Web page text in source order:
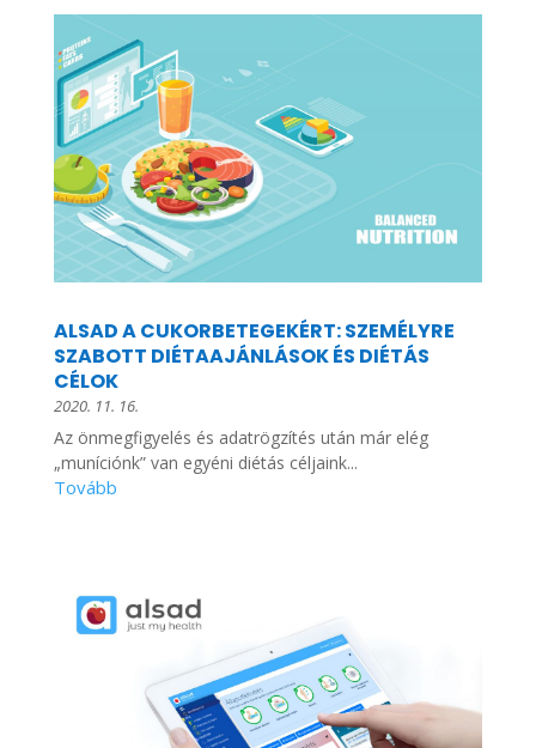
ALSAD A CUKORBETEGEKÉRT: SZEMÉLYRE
SZABOTT DIÉTAAJÁNLÁSOK ÉS DIÉTÁS
CÉLOK
2020. 11. 16.
Az önmegfigyelés és adatrögzítés után már elég
„muníciónk” van egyéni diétás céljaink...